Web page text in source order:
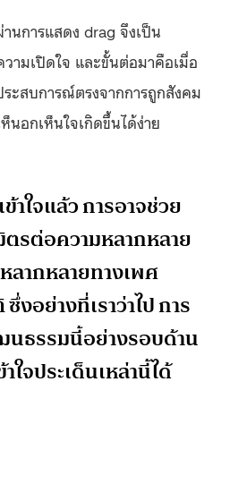
นการแสดง drag จึงเป็น
ามเปิดใจ และขั้นต่อมาคือเมื่อ
ระสบการณ์ตรงจากการถูกสังคม
นอกเห็นใจเกิดขึ้นได้ง่าย
าใจแล้ว การอาจช่วย
รต่อความหลากหลาย
ลากหลายทางเพศ
งอย่างที่เราว่าไป การ
นธรรมนี้อย่างรอบด้าน
ใจประเด็นเหล่านี้ได้